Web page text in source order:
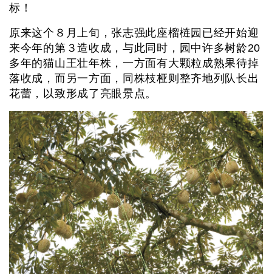
标！
原来这个８月上旬，张志强此座榴梿园已经开始迎
来今年的第３造收成，与此同时，园中许多树龄20
多年的猫山王壮年株，一方面有大颗粒成熟果待掉
落收成，而另一方面，同株枝桠则整齐地列队长出
花蕾，以致形成了亮眼景点。